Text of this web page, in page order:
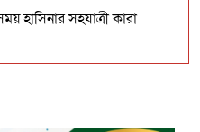
হাসিনার সহযাত্রী কারা